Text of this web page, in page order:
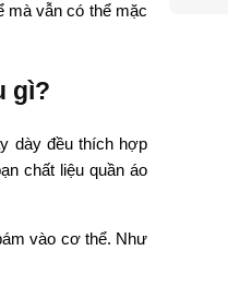
mà vẫn có thể mặc
gì?
dày đều thích hợp
chất liệu quần áo
vào cơ thể. Như